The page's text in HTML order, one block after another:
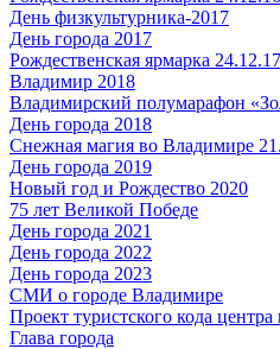
День физкультурника-2017
День города 2017
Рождественская ярмарка
Владимир 2018
Владимирский полумарафон
День города 2018
Снежная магия во Владимире
День города 2019
Новый год и Рождество 2020
75 лет Великой Победе
День города 2021
День города 2022
День города 2023
СМИ о городе Владимире
Проект туристского кода
Глава города